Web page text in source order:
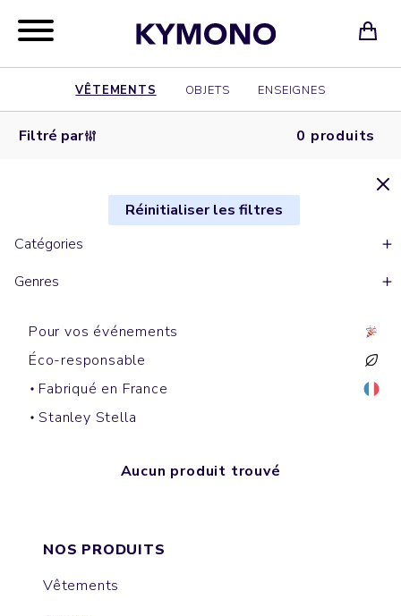
VÊTEMENTS OBJETS ENSEIGNES
Filtré par 0 produits
Réinitialiser les filtres
Catégories
Genres
Pour vos événements
Éco-responsable
Fabriqué en France
Stanley Stella
Aucun produit trouvé
NOS PRODUITS
Vêtements